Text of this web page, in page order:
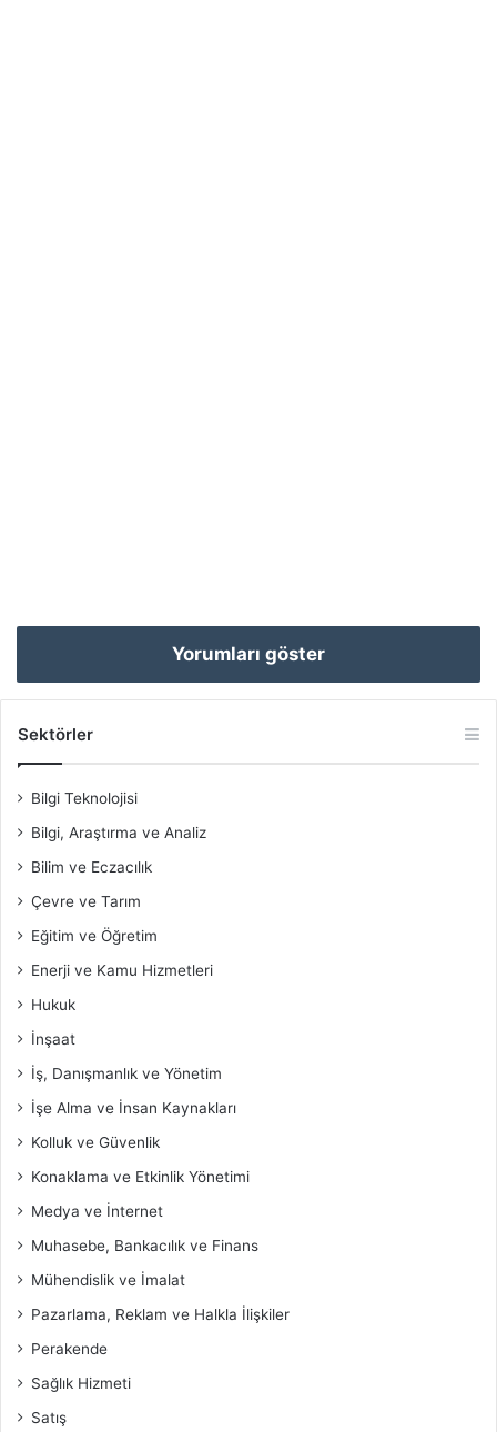
Yorumları göster
Sektörler
Bilgi Teknolojisi
Bilgi, Araştırma ve Analiz
Bilim ve Eczacılık
Çevre ve Tarım
Eğitim ve Öğretim
Enerji ve Kamu Hizmetleri
Hukuk
İnşaat
İş, Danışmanlık ve Yönetim
İşe Alma ve İnsan Kaynakları
Kolluk ve Güvenlik
Konaklama ve Etkinlik Yönetimi
Medya ve İnternet
Muhasebe, Bankacılık ve Finans
Mühendislik ve İmalat
Pazarlama, Reklam ve Halkla İlişkiler
Perakende
Sağlık Hizmeti
Satış